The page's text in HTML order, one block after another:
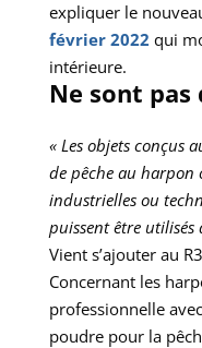
expliquer le
février 2022 qui
intérieure.
Ne sont pas
« Les objets conçus
de pêche au harpon
industrielles ou
puissent être utilisés
Vient s’ajouter au
Concernant les
professionnelle
poudre pour la